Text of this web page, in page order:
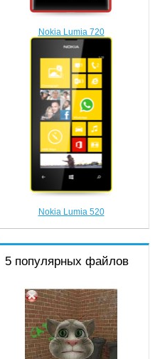
Nokia Lumia 720
Nokia Lumia 520
5 популярных файлов